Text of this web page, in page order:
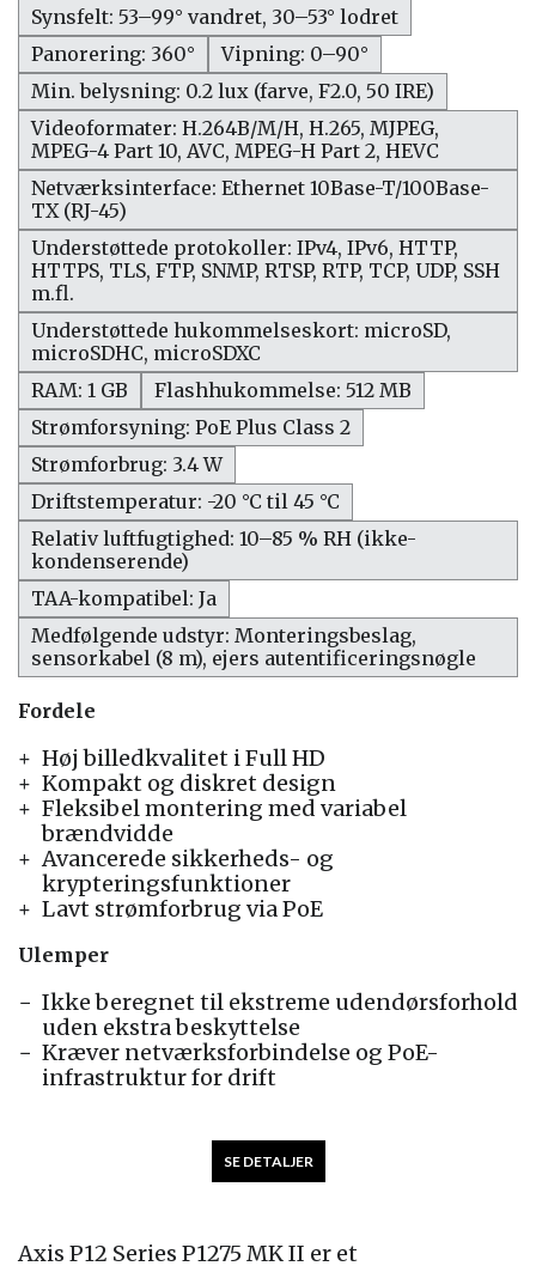
Axis P12 Series P1275 MK II er et
Fordele
Høj billedkvalitet i Full HD
Kompakt og diskret design
Fleksibel montering med variabel
brændvidde
Avancerede sikkerheds- og
krypteringsfunktioner
Lavt strømforbrug via PoE
Ulemper
Ikke beregnet til ekstreme udendørsforhold
uden ekstra beskyttelse
Kræver netværksforbindelse og PoE-
infrastruktur for drift
Synsfelt: 53–99° vandret, 30–53° lodret
Panorering: 360°
Vipning: 0–90°
Min. belysning: 0.2 lux (farve, F2.0, 50 IRE)
Videoformater: H.264B/M/H, H.265, MJPEG,
MPEG-4 Part 10, AVC, MPEG-H Part 2, HEVC
Netværksinterface: Ethernet 10Base-T/100Base-
TX (RJ-45)
Understøttede protokoller: IPv4, IPv6, HTTP,
HTTPS, TLS, FTP, SNMP, RTSP, RTP, TCP, UDP, SSH
m.fl.
Understøttede hukommelseskort: microSD,
microSDHC, microSDXC
RAM: 1 GB
Flashhukommelse: 512 MB
Strømforsyning: PoE Plus Class 2
Strømforbrug: 3.4 W
Driftstemperatur: -20 °C til 45 °C
Relativ luftfugtighed: 10–85 % RH (ikke-
kondenserende)
TAA-kompatibel: Ja
Medfølgende udstyr: Monteringsbeslag,
sensorkabel (8 m), ejers autentificeringsnøgle
SE DETALJER